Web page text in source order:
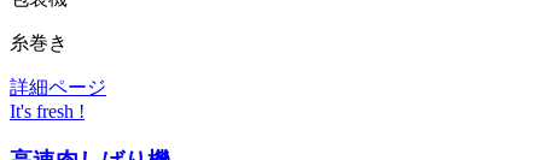
糸巻き
詳細ページ
It's fresh !